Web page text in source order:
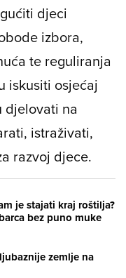
djeci
izbora,
te reguliranja
iskusiti osjećaj
djelovati na
istraživati,
razvoj djece.
je stajati kraj roštilja?
bez puno muke
zemlje na